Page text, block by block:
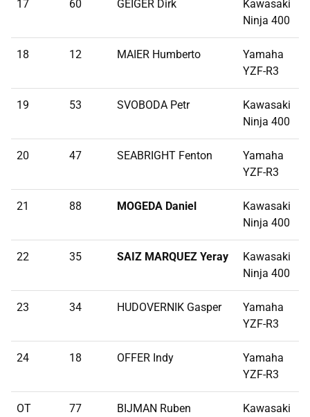
17 60 GEIGER Dirk
Kawasaki
Ninja 400
18 12 MAIER Humberto
Yamaha
YZF-R3
19 53 SVOBODA Petr
Kawasaki
Ninja 400
20 47 SEABRIGHT Fenton
Yamaha
YZF-R3
21 88 MOGEDA Daniel
Kawasaki
Ninja 400
22 35 SAIZ MARQUEZ Yeray
Kawasaki
Ninja 400
23 34 HUDOVERNIK Gasper
Yamaha
YZF-R3
24 18 OFFER Indy
Yamaha
YZF-R3
OT 77 BIJMAN Ruben
Kawasaki